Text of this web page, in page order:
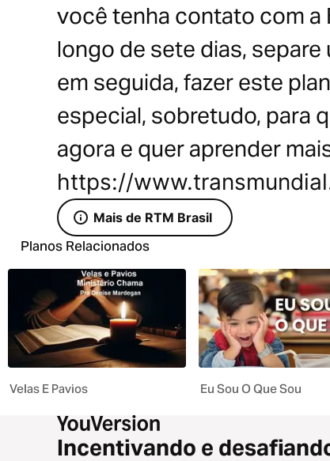
você tenha contato com a
longo de sete dias,
em seguida, fazer este
especial, sobretudo, para
agora e quer aprender
https://
Mais de RTM Brasil
Planos Relacionados
Velas E Pavios Eu Sou O Que Sou
Incentivando e